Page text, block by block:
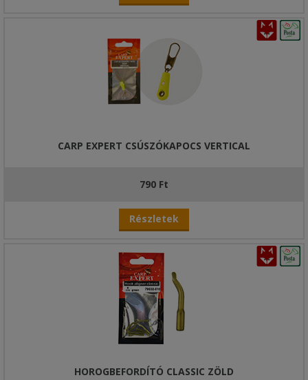
CARP EXPERT CSÚSZÓKAPOCS VERTICAL
790 Ft
Részletek
HOROGBEFORDÍTÓ CLASSIC ZÖLD